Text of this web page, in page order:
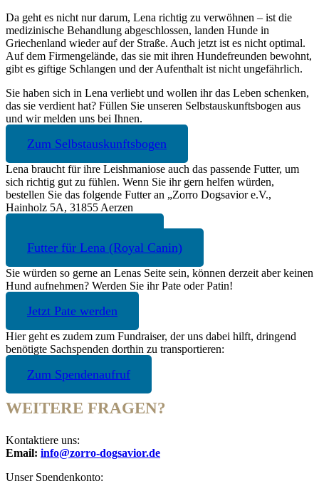
Da geht es nicht nur darum, Lena richtig zu verwöhnen – ist die
medizinische Behandlung abgeschlossen, landen Hunde in
Griechenland wieder auf der Straße. Auch jetzt ist es nicht optimal.
Auf dem Firmengelände, das sie mit ihren Hundefreunden bewohnt,
gibt es giftige Schlangen und der Aufenthalt ist nicht ungefährlich.
Sie haben sich in Lena verliebt und wollen ihr das Leben schenken,
das sie verdient hat? Füllen Sie unseren Selbstauskunftsbogen aus
und wir melden uns bei Ihnen.
Zum Selbstauskunftsbogen
Lena braucht für ihre Leishmaniose auch das passende Futter, um
sich richtig gut zu fühlen. Wenn Sie ihr gern helfen würden,
bestellen Sie das folgende Futter an „Zorro Dogsavior e.V.,
Hainholz 5A, 31855 Aerzen
Futter für Lena (Royal Canin)
Sie würden so gerne an Lenas Seite sein, können derzeit aber keinen
Hund aufnehmen? Werden Sie ihr Pate oder Patin!
Jetzt Pate werden
Hier geht es zudem zum Fundraiser, der uns dabei hilft, dringend
benötigte Sachspenden dorthin zu transportieren:
Zum Spendenaufruf
WEITERE FRAGEN?
Kontaktiere uns:
Email: info@zorro-dogsavior.de
Unser Spendenkonto: